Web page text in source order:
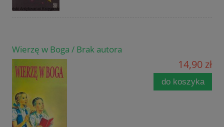
Wierzę w Boga / Brak autora
14,90 zł
do koszyka